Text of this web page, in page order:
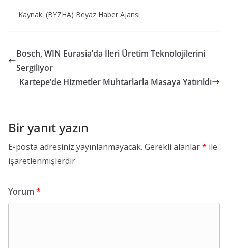
Kaynak: (BYZHA) Beyaz Haber Ajansı
Bosch, WIN Eurasia’da İleri Üretim Teknolojilerini
Sergiliyor
Kartepe’de Hizmetler Muhtarlarla Masaya Yatırıldı
Bir yanıt yazın
E-posta adresiniz yayınlanmayacak. Gerekli alanlar* ile
işaretlenmişlerdir
Yorum *